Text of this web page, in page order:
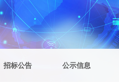
矿山资源调查
环境风险评估
消毒检测备案
空气净化检测
公共卫生检测
招标公告 公示信息